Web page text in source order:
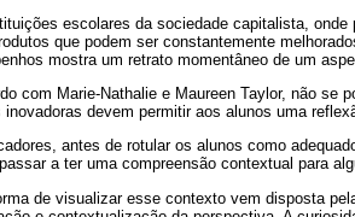
escolares da sociedade capitalista,
que podem ser constantemente
mostra um retrato momentâneo de um
com Marie-Nathalie e Maureen Taylor, não se
inovadoras devem permitir aos alunos uma
antes de rotular os alunos como
a ter uma compreensão contextual para
de visualizar esse contexto vem disposta